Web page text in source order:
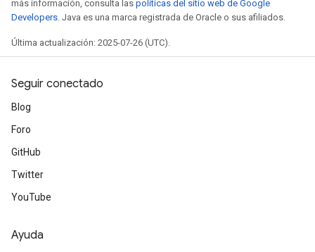
más información, consulta las políticas del sitio web de Google
Developers . Java es una marca registrada de Oracle o sus afiliados.
Última actualización: 2025-07-26 (UTC).
Seguir conectado
Blog
Foro
GitHub
Twitter
YouTube
Ayuda